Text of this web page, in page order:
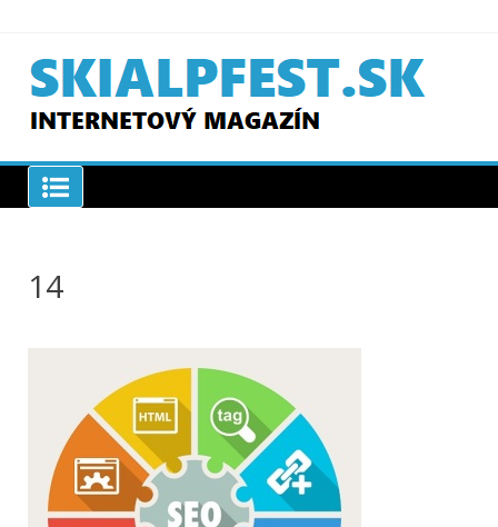
content
SKIAPLFEST.SK
14